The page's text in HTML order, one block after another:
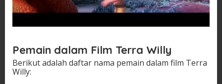
Pemain dalam Film Terra Willy
Berikut adalah daftar nama pemain dalam film Terra
Willy: